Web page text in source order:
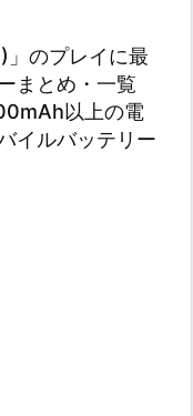
」のプレイに最
まとめ・一覧
以上の電
イルバッテリー